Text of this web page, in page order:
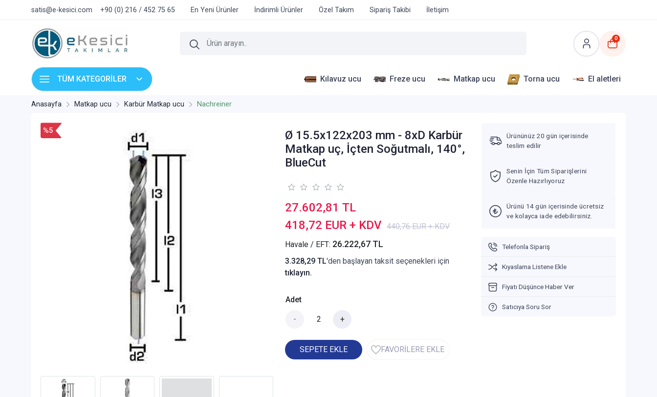
satis@e-kesici.com +90 (0) 216 / 452 75 65 En Yeni Ürünler İndirimli Ürünler Özel Takım Sipariş Takibi İletişim
0
TÜM KATEGORİLER Kılavuz ucu Freze ucu Matkap ucu Torna ucu El aletleri
Anasayfa Matkap ucu Karbür Matkap ucu Nachreiner
%5
Ø 15.5x122x203 mm - 8xD Karbür
Matkap uç, İçten Soğutmalı, 140°,
BlueCut
27.602,81 TL
418,72 EUR + KDV 440,76 EUR + KDV
Havale / EFT: 26.222,67 TL
3.328,29 TL'den başlayan taksit seçenekleri için
tıklayın.
Adet
- +
SEPETE EKLE FAVORİLERE EKLE
Ürününüz 20 gün içerisinde
teslim edilir
Senin İçin Tüm Siparişlerini
Özenle Hazırlıyoruz
Ürünü 14 gün içerisinde ücretsiz
ve kolayca iade edebilirsiniz.
Telefonla Sipariş
Kıyaslama Listene Ekle
Fiyatı Düşünce Haber Ver
Satıcıya Soru Sor